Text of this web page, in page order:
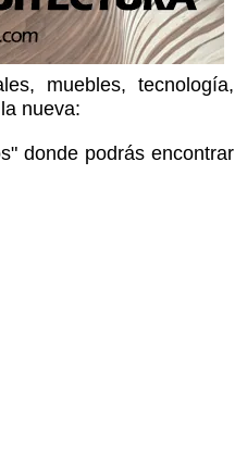
muebles, tecnología,
nueva:
donde podrás encontrar